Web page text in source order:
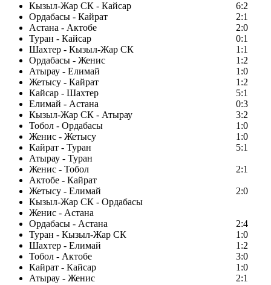
Кызыл-Жар СК - Кайсар
6:2
Ордабасы - Кайрат
2:1
Астана - Актобе
2:0
Туран - Кайсар
0:1
Шахтер - Кызыл-Жар СК
1:1
Ордабасы - Женис
1:2
Атырау - Елимай
1:0
Жетысу - Кайрат
1:2
Кайсар - Шахтер
5:1
Елимай - Астана
0:3
Кызыл-Жар СК - Атырау
3:2
Тобол - Ордабасы
1:0
Женис - Жетысу
1:0
Кайрат - Туран
5:1
Атырау - Туран
Женис - Тобол
2:1
Актобе - Кайрат
Жетысу - Елимай
2:0
Кызыл-Жар СК - Ордабасы
Женис - Астана
Ордабасы - Астана
2:4
Туран - Кызыл-Жар СК
1:0
Шахтер - Елимай
1:2
Тобол - Актобе
3:0
Кайрат - Кайсар
1:0
Атырау - Женис
2:1